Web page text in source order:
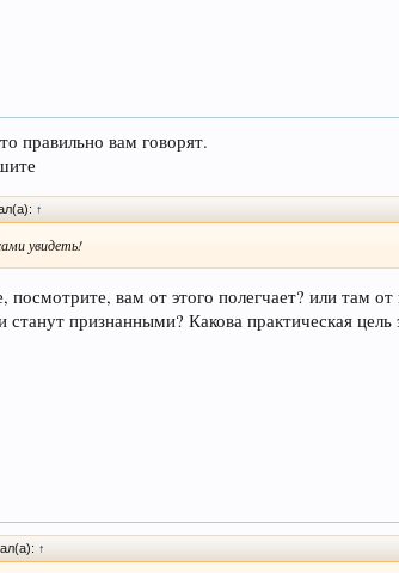
правильно вам говорят.
↑
увидеть!
посмотрите, вам от этого полегчает? или там
станут признанными? Какова практическая цель
↑